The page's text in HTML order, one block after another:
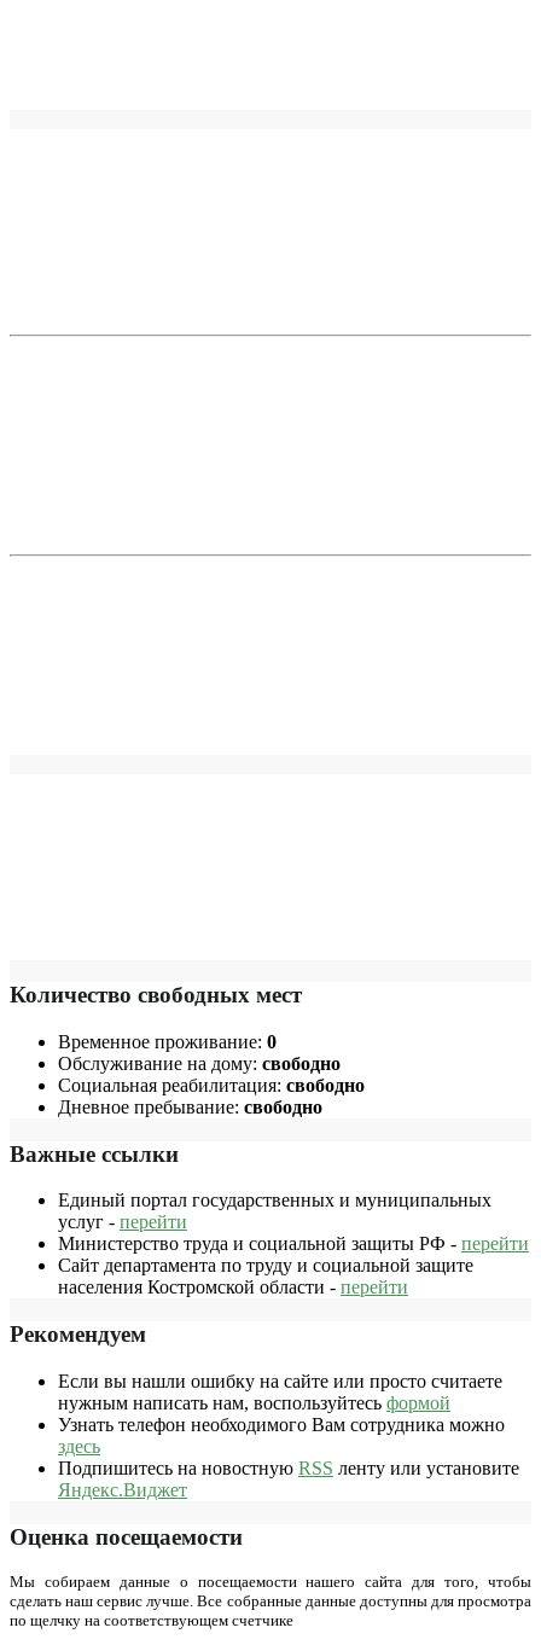
Количество свободных мест
Временное проживание: 0
Обслуживание на дому: свободно
Социальная реабилитация: свободно
Дневное пребывание: свободно
Важные ссылки
Единый портал государственных и муниципальных
услуг - перейти
Министерство труда и социальной защиты РФ - перейти
Сайт департамента по труду и социальной защите
населения Костромской области - перейти
Рекомендуем
Если вы нашли ошибку на сайте или просто считаете
нужным написать нам, воспользуйтесь формой
Узнать телефон необходимого Вам сотрудника можно
здесь
Подпишитесь на новостную RSS ленту или установите
Яндекс.Виджет
Оценка посещаемости
Мы собираем данные о посещаемости нашего сайта для того, чтобы
сделать наш сервис лучше. Все собранные данные доступны для просмотра
по щелчку на соответствующем счетчике